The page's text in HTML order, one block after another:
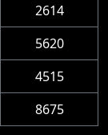
2614
5620
4515
8675